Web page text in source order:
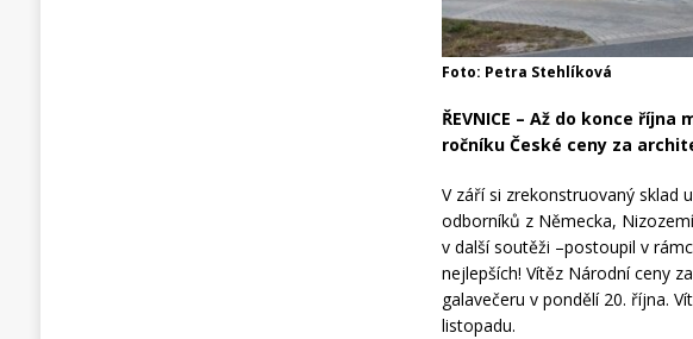
Foto: Petra Stehlíková
ŘEVNICE – Až do konce
ročníku České ceny za
V září si zrekonstruovaný sklad
odborníků z Německa,
v další soutěži –postoupil v
nejlepších! Vítěz Národní ceny
galavečeru v pondělí 20. října.
listopadu.